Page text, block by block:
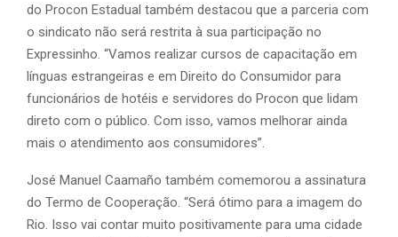
do Procon Estadual também destacou que a parceria com
o sindicato não será restrita à sua participação no
Expressinho. “Vamos realizar cursos de capacitação em
línguas estrangeiras e em Direito do Consumidor para
funcionários de hotéis e servidores do Procon que lidam
direto com o público. Com isso, vamos melhorar ainda
mais o atendimento aos consumidores”.
José Manuel Caamaño também comemorou a assinatura
do Termo de Cooperação. “Será ótimo para a imagem do
Rio. Isso vai contar muito positivamente para uma cidade